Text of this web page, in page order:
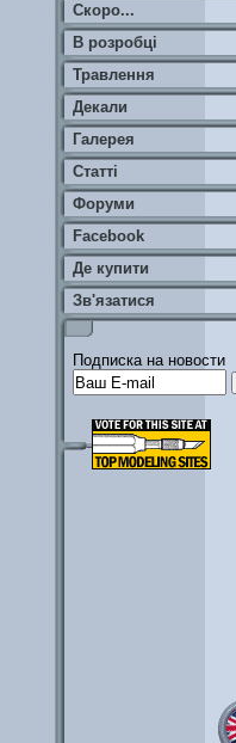
Скоро...
В розробці
Травлення
Декали
Галерея
Статті
Форуми
Facebook
Де купити
Зв'язатися
Подписка на новости